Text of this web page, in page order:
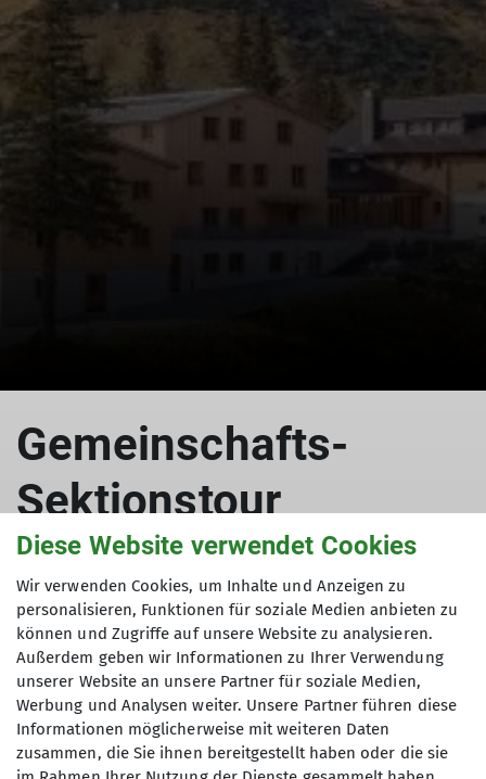
Gemeinschafts-
Sektionstour
Lindauer Hütte 1744
m im Montafon
Zurück zu den Wurzeln
21.09.2024
Diese Website verwendet Cookies
Wir verwenden Cookies, um Inhalte und Anzeigen zu
personalisieren, Funktionen für soziale Medien anbieten zu
können und Zugriffe auf unsere Website zu analysieren.
Außerdem geben wir Informationen zu Ihrer Verwendung
unserer Website an unsere Partner für soziale Medien,
Werbung und Analysen weiter. Unsere Partner führen diese
Informationen möglicherweise mit weiteren Daten
zusammen, die Sie ihnen bereitgestellt haben oder die sie